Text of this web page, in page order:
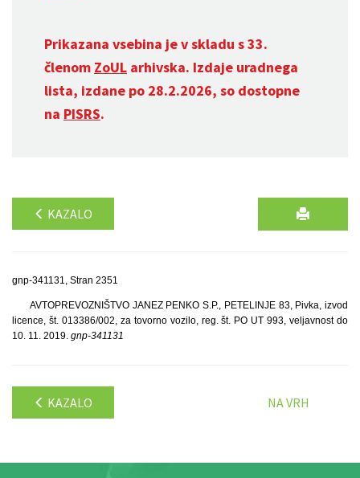
Prikazana vsebina je v skladu s 33.
členom ZoUL arhivska. Izdaje uradnega
lista, izdane po 28.2.2026, so dostopne
na PISRS.
KAZALO
gnp-341131, Stran 2351
AVTOPREVOZNIŠTVO JANEZ PENKO S.P., PETELINJE 83, Pivka, izvod
licence, št. 013386/002, za tovorno vozilo, reg. št. PO UT 993, veljavnost do
10. 11. 2019. gnp-341131
KAZALO NA VRH